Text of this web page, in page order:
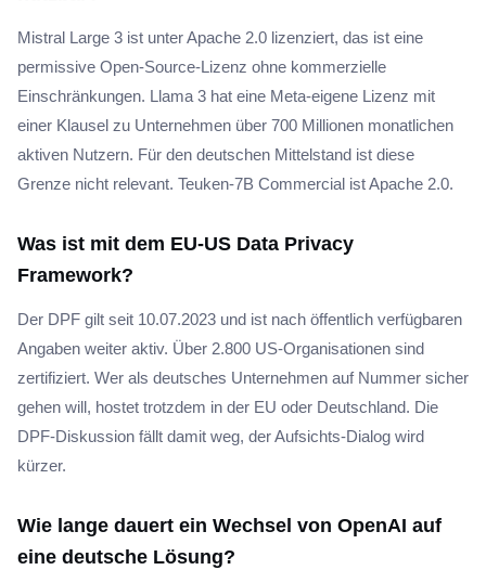
Mistral Large 3 ist unter Apache 2.0 lizenziert, das ist eine
permissive Open-Source-Lizenz ohne kommerzielle
Einschränkungen. Llama 3 hat eine Meta-eigene Lizenz mit
einer Klausel zu Unternehmen über 700 Millionen monatlichen
aktiven Nutzern. Für den deutschen Mittelstand ist diese
Grenze nicht relevant. Teuken-7B Commercial ist Apache 2.0.
Was ist mit dem EU-US Data Privacy
Framework?
Der DPF gilt seit 10.07.2023 und ist nach öffentlich verfügbaren
Angaben weiter aktiv. Über 2.800 US-Organisationen sind
zertifiziert. Wer als deutsches Unternehmen auf Nummer sicher
gehen will, hostet trotzdem in der EU oder Deutschland. Die
DPF-Diskussion fällt damit weg, der Aufsichts-Dialog wird
kürzer.
Wie lange dauert ein Wechsel von OpenAI auf
eine deutsche Lösung?